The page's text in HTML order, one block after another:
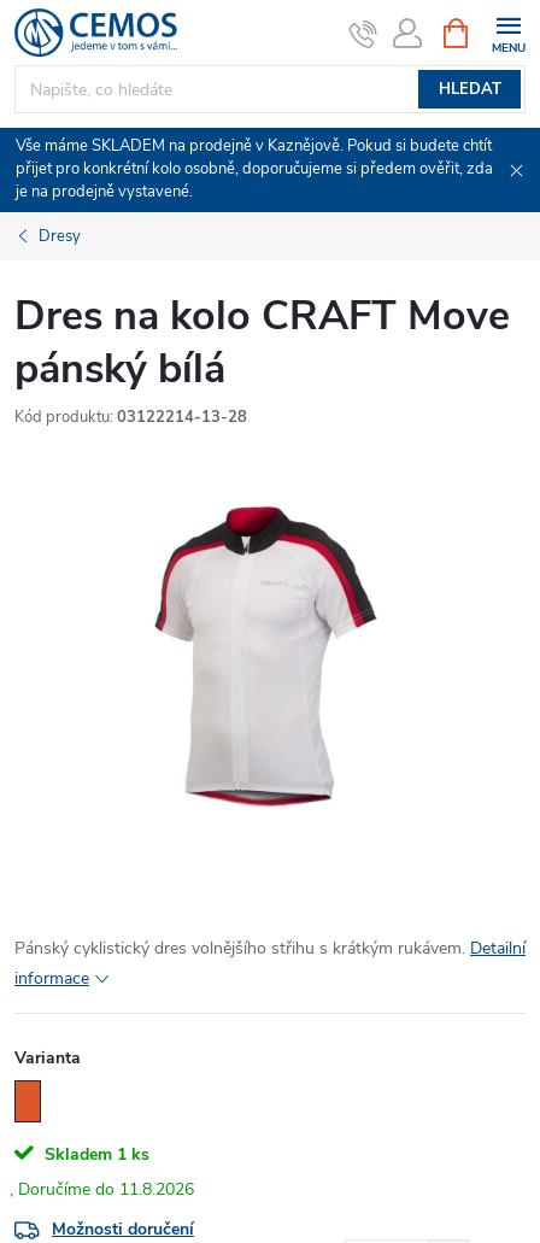
Přejít
na
obsah
HLEDAT
NÁKUPNÍ
KOŠÍK
Vše máme SKLADEM na prodejně v Kaznějově. Pokud si budete chtít
přijet pro konkrétní kolo osobně, doporučujeme si předem ověřit, zda
je na prodejně vystavené.
Dresy
Dres na kolo CRAFT Move
pánský bílá
Kód produktu: 03122214-13-28
Pánský cyklistický dres volnějšího střihu s krátkým rukávem. Detailní
informace
Varianta
Skladem 1 ks
11.8.2026
Možnosti doručení